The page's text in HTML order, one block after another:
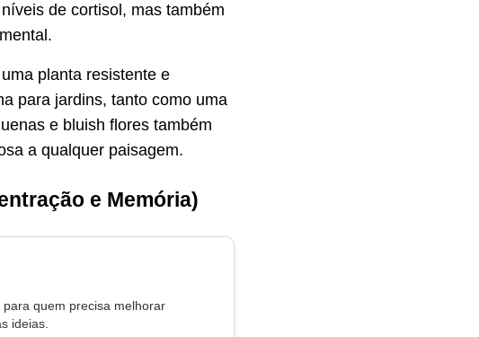
de cortisol, mas também
planta resistente e
para jardins, tanto como uma
e bluish flores também
a qualquer paisagem.
e Memória)
para quem precisa melhorar
ideias.